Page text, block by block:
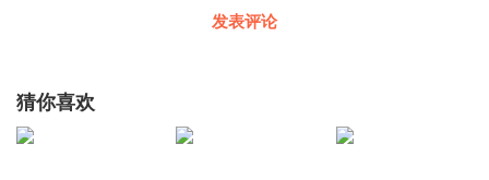
发表评论
猜你喜欢